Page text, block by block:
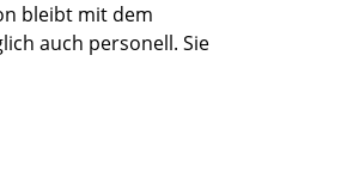
bleibt mit dem
auch personell. Sie